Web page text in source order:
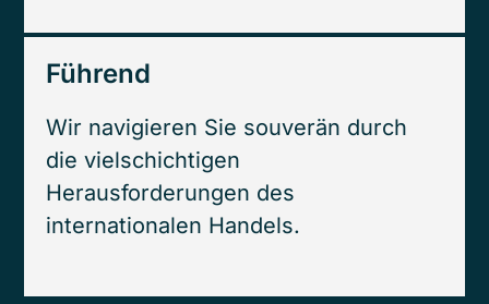
Führend
Wir navigieren Sie souverän durch
die vielschichtigen
Herausforderungen des
internationalen Handels.